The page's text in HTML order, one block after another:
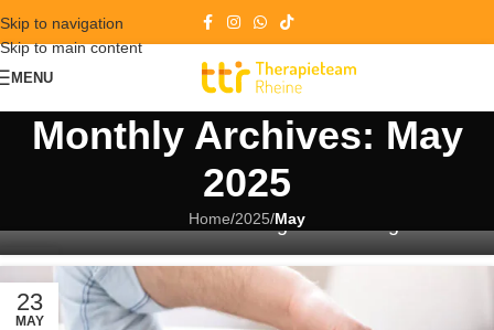
Skip to navigation
Skip to main content
MENU
Monthly Archives: May
2025
Home/2025/May
27
MAY
Physiotherapie beim Bandscheibenvorfall: Wege
zur Schmerzlinderung und Heilung
23
MAY